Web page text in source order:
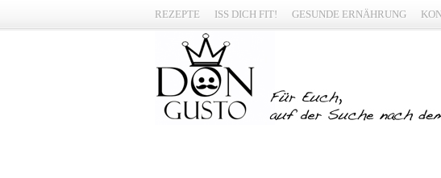
REZEPTE ISS DICH FIT! GESUNDE ERNÄHRUNG